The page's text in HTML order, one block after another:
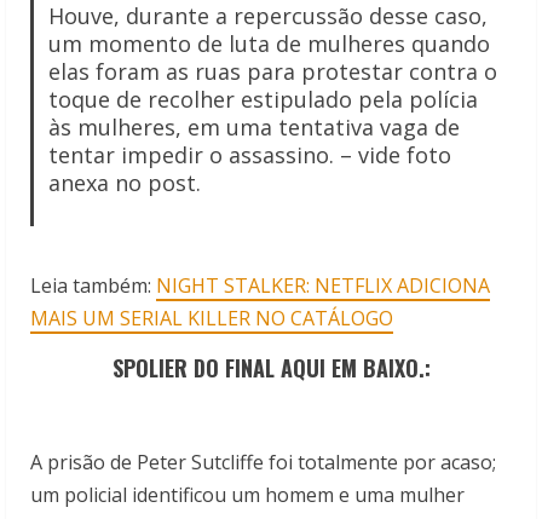
Houve, durante a repercussão desse caso,
um momento de luta de mulheres quando
elas foram as ruas para protestar contra o
toque de recolher estipulado pela polícia
às mulheres, em uma tentativa vaga de
tentar impedir o assassino. – vide foto
anexa no post.
Leia também: NIGHT STALKER: NETFLIX ADICIONA
MAIS UM SERIAL KILLER NO CATÁLOGO
SPOLIER DO FINAL AQUI EM BAIXO.:
A prisão de Peter Sutcliffe foi totalmente por acaso;
um policial identificou um homem e uma mulher